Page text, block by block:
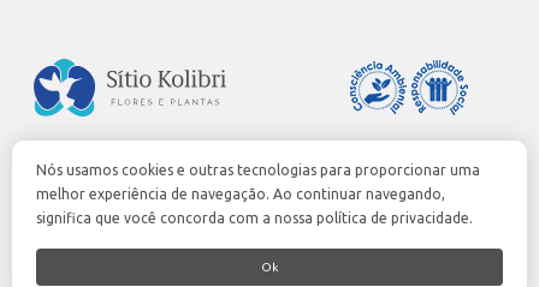
0300-7758955
sac@cvh.com
veiling.com.br
Nós usamos cookies e outras tecnologias para proporcionar uma
melhor experiência de navegação. Ao continuar navegando,
significa que você concorda com a nossa política de privacidade.
Ok